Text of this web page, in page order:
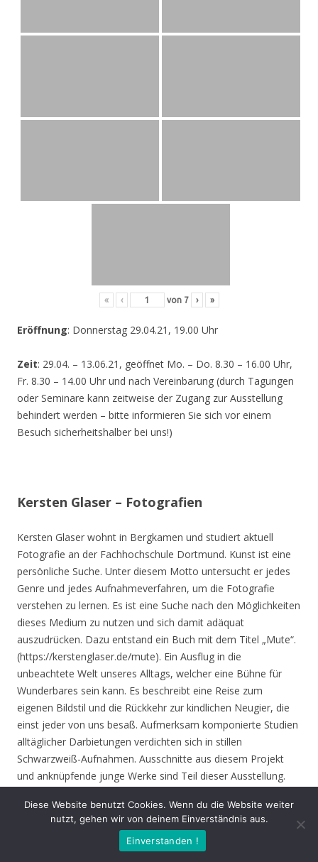
« ‹ von 7 › »
Eröffnung: Donnerstag 29.04.21, 19.00 Uhr
Zeit: 29.04. – 13.06.21, geöffnet Mo. – Do. 8.30 – 16.00 Uhr,
Fr. 8.30 – 14.00 Uhr und nach Vereinbarung (durch Tagungen
oder Seminare kann zeitweise der Zugang zur Ausstellung
behindert werden – bitte informieren Sie sich vor einem
Besuch sicherheitshalber bei uns!)
Kersten Glaser – Fotografien
Kersten Glaser wohnt in Bergkamen und studiert aktuell
Fotografie an der Fachhochschule Dortmund. Kunst ist eine
persönliche Suche. Unter diesem Motto untersucht er jedes
Genre und jedes Aufnahmeverfahren, um die Fotografie
verstehen zu lernen. Es ist eine Suche nach den Möglichkeiten
dieses Medium zu nutzen und sich damit adäquat
auszudrücken. Dazu entstand ein Buch mit dem Titel „Mute“.
(https://kerstenglaser.de/mute). Ein Ausflug in die
unbeachtete Welt unseres Alltags, welcher eine Bühne für
Wunderbares sein kann. Es beschreibt eine Reise zum
eigenen Bildstil und die Rückkehr zur kindlichen Neugier, die
einst jeder von uns besaß. Aufmerksam komponierte Studien
alltäglicher Darbietungen verdichten sich in stillen
Schwarzweiß-Aufnahmen. Ausschnitte aus diesem Projekt
und anknüpfende junge Werke sind Teil dieser Ausstellung.
Eröffnung: Donnerstag 17.06.21, 19.00 Uhr
: 17.06. – 01.08.21, geöffnet Mo. – Do. 8.30 – 16.00 Uhr,
Diese Website benutzt Cookies. Wenn du die Website weiter
nutzt, gehen wir von deinem Einverständnis aus.
Einverstanden !